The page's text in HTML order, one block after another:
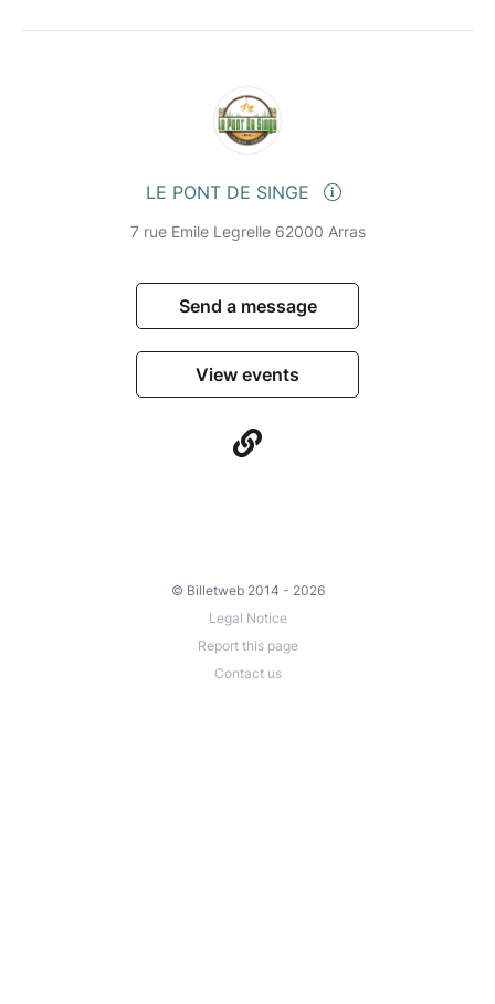
LE PONT DE SINGE
7 rue Emile Legrelle 62000 Arras
Send a message
View events
© Billetweb 2014 - 2026
Legal Notice
Report this page
Contact us